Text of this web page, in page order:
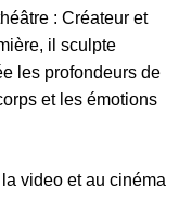
: Créateur et
il sculpte
les profondeurs de
et les émotions
video et au cinéma